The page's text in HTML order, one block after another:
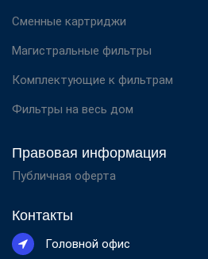
Сменные картриджи
Магистральные фильтры
Комплектующие к фильтрам
Фильтры на весь дом
Правовая информация
Публичная оферта
Контакты
Головной офис